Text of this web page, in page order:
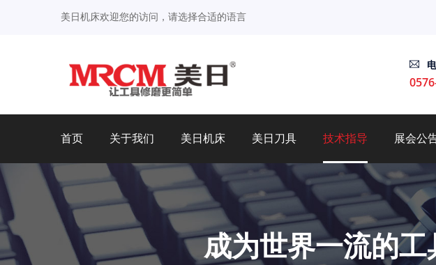
美日机床欢迎您的访问，请选择合适的语言
首页 关于我们 美日机床 美日刀具 技术指导 展会公
成为世界一流的